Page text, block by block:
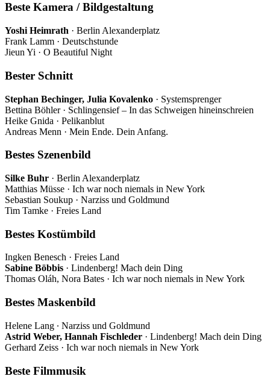
Beste Kamera / Bildgestaltung
Yoshi Heimrath · Berlin Alexanderplatz
Frank Lamm · Deutschstunde
Jieun Yi · O Beautiful Night
Bester Schnitt
Stephan Bechinger, Julia Kovalenko · Systemsprenger
Bettina Böhler · Schlingensief – In das Schweigen hineinschreien
Heike Gnida · Pelikanblut
Andreas Menn · Mein Ende. Dein Anfang.
Bestes Szenenbild
Silke Buhr · Berlin Alexanderplatz
Matthias Müsse · Ich war noch niemals in New York
Sebastian Soukup · Narziss und Goldmund
Tim Tamke · Freies Land
Bestes Kostümbild
Ingken Benesch · Freies Land
Sabine Böbbis · Lindenberg! Mach dein Ding
Thomas Oláh, Nora Bates · Ich war noch niemals in New York
Bestes Maskenbild
Helene Lang ∙ Narziss und Goldmund
Astrid Weber, Hannah Fischleder · Lindenberg! Mach dein Ding
Gerhard Zeiss · Ich war noch niemals in New York
Beste Filmmusik